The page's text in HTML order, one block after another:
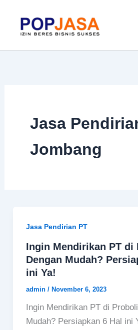
content
Jasa
Jombang
Jasa Pendirian PT
Ingin Mendirikan PT di
Dengan Mudah?
ini Ya!
admin / November 6, 2023
Ingin Mendirikan PT di
Mudah? Persiapkan 6 Hal ini